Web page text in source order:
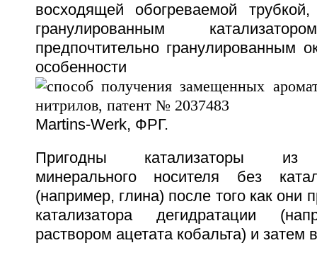
восходящей обогреваемой
гранулированным
предпочтительно гранулированным
особенности
Martins-Werk, ФРГ.
Пригодны катализаторы из
минерального носителя без
(например, глина) после того как они
катализатора дегидратации
раствором ацетата кобальта) и